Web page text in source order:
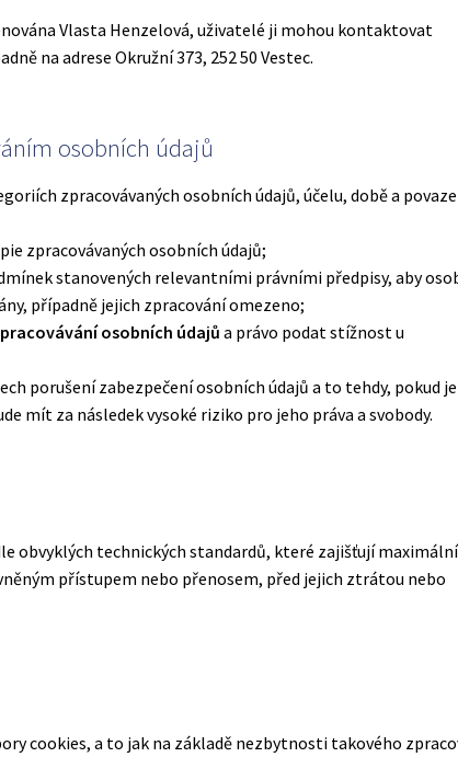
Vlasta Henzelová, uživatelé ji mohou kontaktovat
na adrese Okružní 373, 252 50 Vestec.
osobních údajů
zpracovávaných osobních údajů, účelu, době a povaze
zpracovávaných osobních údajů;
stanovených relevantními právními předpisy, aby
případně jejich zpracování omezeno;
osobních údajů a právo podat stížnost u
porušení zabezpečení osobních údajů a to tehdy, pokud je
mít za následek vysoké riziko pro jeho práva a svobody.
obvyklých technických standardů, které zajišťují maximální
přístupem nebo přenosem, před jejich ztrátou nebo
cookies, a to jak na základě nezbytnosti takového